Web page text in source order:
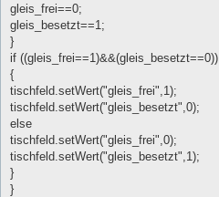
gleis_frei==0;
gleis_besetzt==1;
}
if ((gleis_frei==1)&&(gleis_besetzt==0))
{
tischfeld.setWert("gleis_frei",1);
tischfeld.setWert("gleis_besetzt",0);
else
tischfeld.setWert("gleis_frei",0);
tischfeld.setWert("gleis_besetzt",1);
}
}